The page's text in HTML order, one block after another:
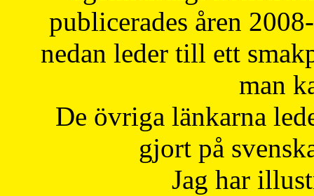
publicerades åren
nedan leder till ett
man
De övriga länkarna
gjort på
Jag har